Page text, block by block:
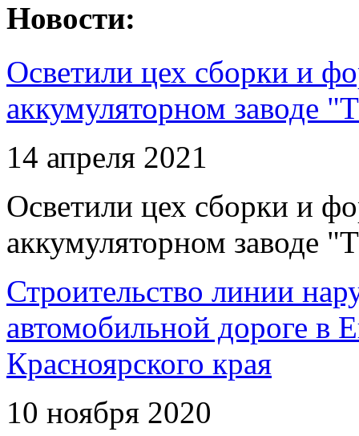
Новости:
Осветили цех сборки и
аккумуляторном заводе
14 апреля 2021
Осветили цех сборки и
аккумуляторном заводе
Строительство линии
автомобильной дороге в
Красноярского края
10 ноября 2020